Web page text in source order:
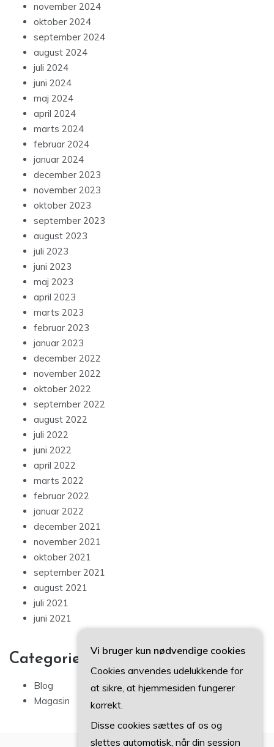
november 2024
oktober 2024
september 2024
august 2024
juli 2024
juni 2024
maj 2024
april 2024
marts 2024
februar 2024
januar 2024
december 2023
november 2023
oktober 2023
september 2023
august 2023
juli 2023
juni 2023
maj 2023
april 2023
marts 2023
februar 2023
januar 2023
december 2022
november 2022
oktober 2022
september 2022
august 2022
juli 2022
juni 2022
april 2022
marts 2022
februar 2022
januar 2022
december 2021
november 2021
oktober 2021
september 2021
august 2021
juli 2021
juni 2021
Categories
Blog
Magasin
Vi bruger kun nødvendige cookies
Cookies anvendes udelukkende for
at sikre, at hjemmesiden fungerer
korrekt.
Disse cookies sættes af os og
slettes automatisk, når din session